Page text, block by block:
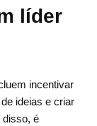
líder
incentivar
ideias e criar
disso, é